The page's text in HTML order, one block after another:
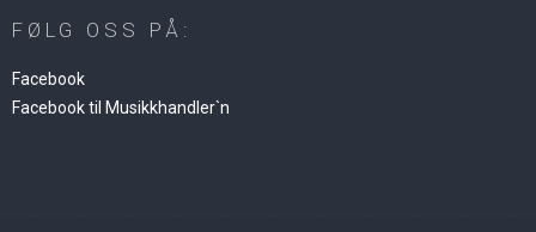
FØLG OSS PÅ:
Facebook
Facebook til Musikkhandler`n